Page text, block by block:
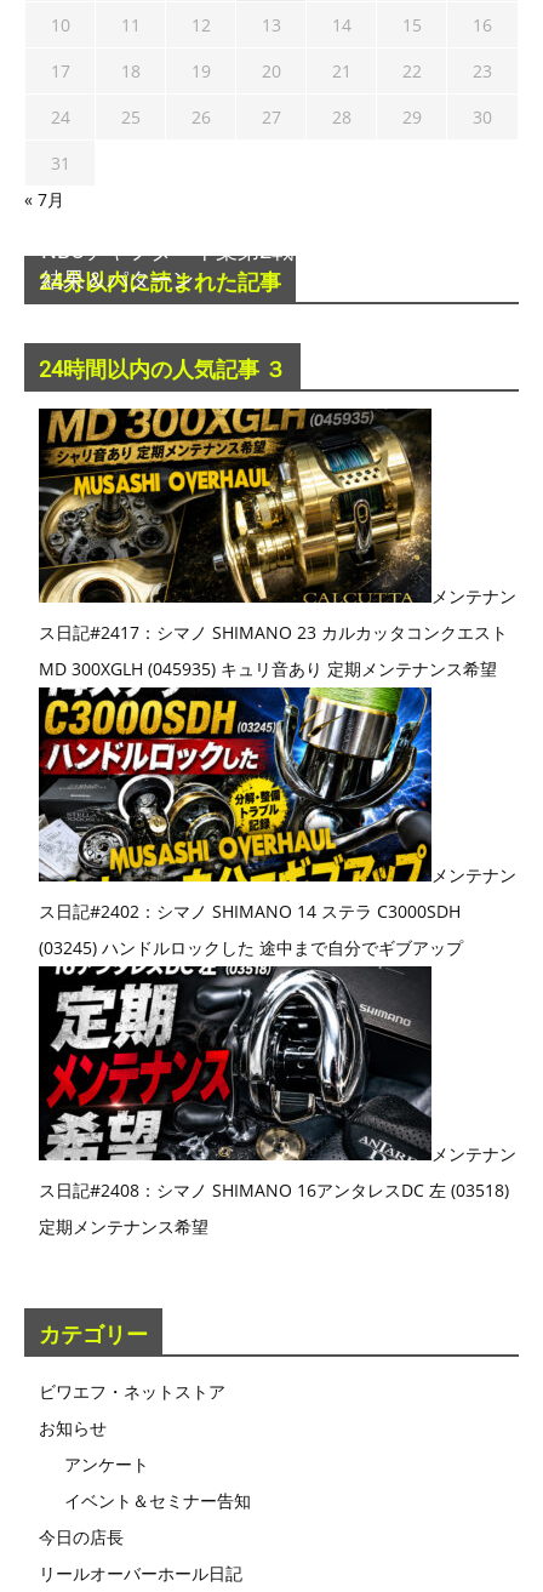
10 11 12 13 14 15
16
17
18 19 20 21 22
23
24
25 26 27 28 29
30
31
« 7月
24分以内に読まれた記事
NBCチャプター千葉第2戦 2015年 05月24日の
結果＆パターン
2015年5月24日
24時間以内の人気記事 ３
メンテナン
ス日記#2417：シマノ SHIMANO 23 カルカッタコンクエスト
MD 300XGLH (045935) キュリ音あり 定期メンテナンス希望
メンテナン
ス日記#2402：シマノ SHIMANO 14 ステラ C3000SDH
(03245) ハンドルロックした 途中まで自分でギブアップ
メンテナン
ス日記#2408：シマノ SHIMANO 16アンタレスDC 左 (03518)
定期メンテナンス希望
カテゴリー
ビワエフ・ネットストア
お知らせ
アンケート
イベント＆セミナー告知
今日の店長
リールオーバーホール日記